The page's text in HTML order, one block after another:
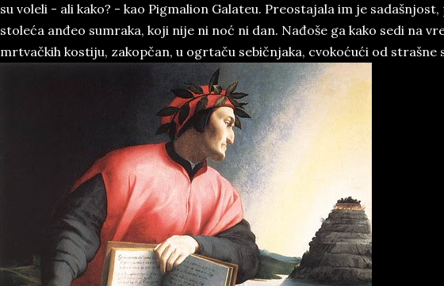
su voleli - ali kako? - kao Pigmalion Galateu. Preostajala im je
stoleća anđeo sumraka, koji nije ni noć ni dan. Nađoše ga kako sedi na
mrtvačkih kostiju, zakopčan, u ogrtaču sebičnjaka, cvokoćući od strašne